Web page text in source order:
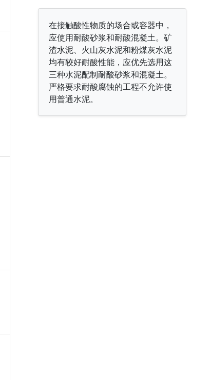
在接触酸性物质的场合或容器中，
应使用耐酸砂浆和耐酸混凝土。矿
渣水泥、火山灰水泥和粉煤灰水泥
均有较好耐酸性能，应优先选用这
三种水泥配制耐酸砂浆和混凝土。
严格要求耐酸腐蚀的工程不允许使
用普通水泥。